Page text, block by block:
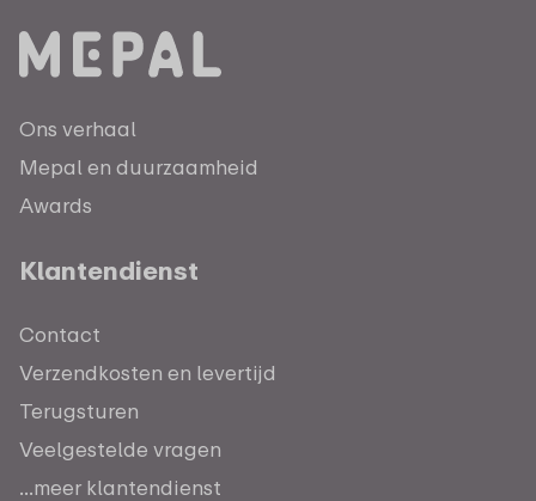
Ons verhaal
Mepal en duurzaamheid
Awards
Klantendienst
Contact
Verzendkosten en levertijd
Terugsturen
Veelgestelde vragen
...meer klantendienst